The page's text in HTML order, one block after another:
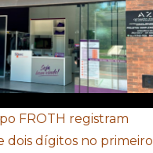
FROTH registram
dois dígitos no primeiro